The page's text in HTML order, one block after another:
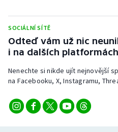
SOCIÁLNÍ SÍTĚ
Odteď vám už nic
i na dalších
Nenechte si nikde ujít nejnovější
na Facebooku, X, Instagramu,